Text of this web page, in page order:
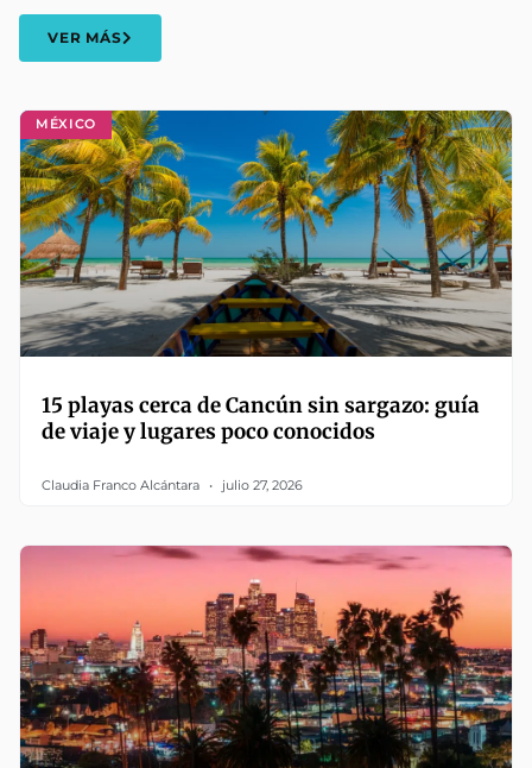
MÉXICO
15 playas cerca de Cancún sin sargazo: guía
de viaje y lugares poco conocidos
Claudia Franco Alcántara julio 27, 2026
VER MÁS